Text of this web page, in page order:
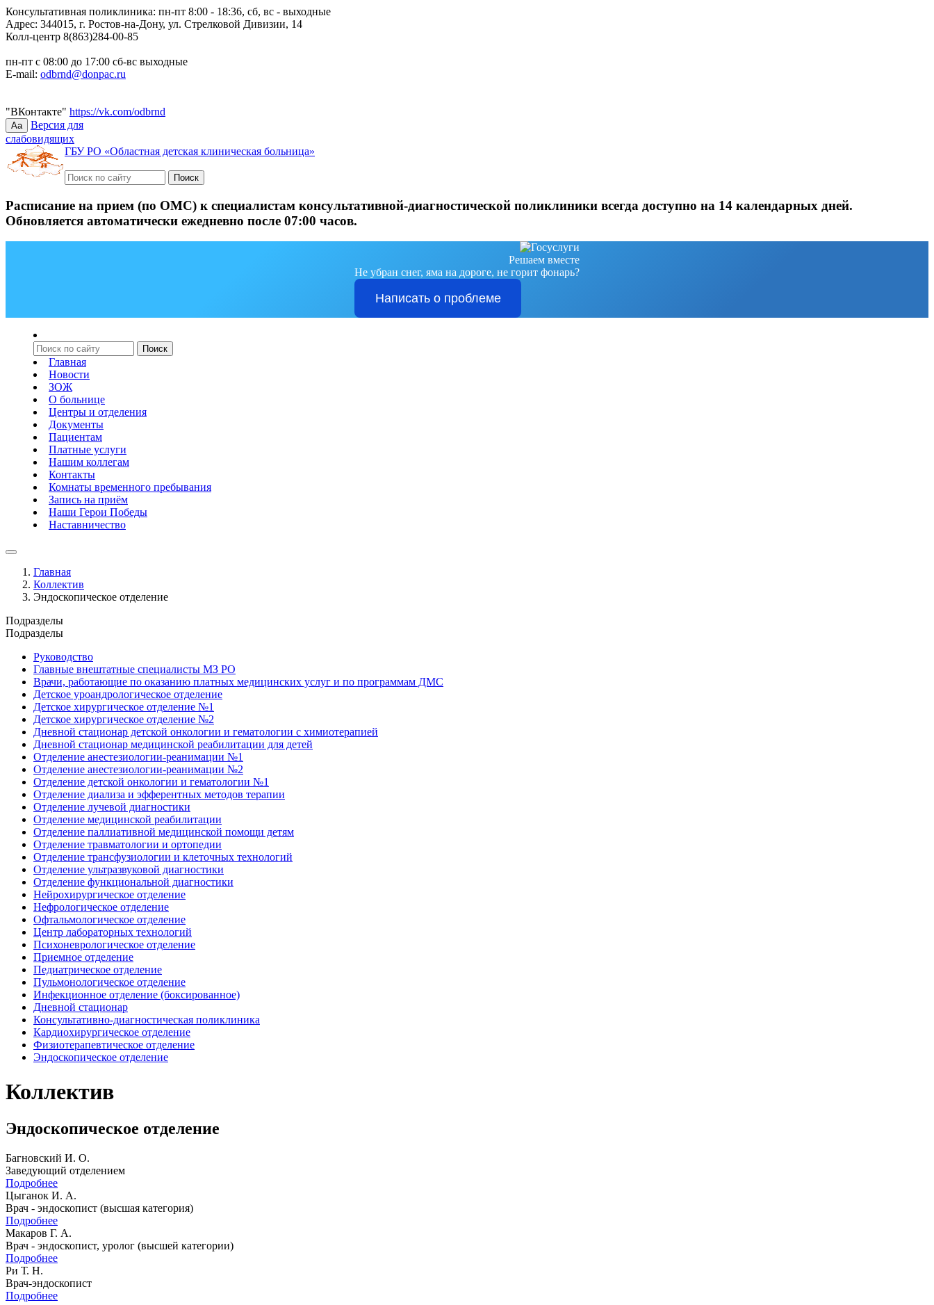
Консультативная поликлиника: пн-пт 8:00 - 18:36, сб, вс - выходные
Адрес: 344015, г. Ростов-на-Дону, ул. Стрелковой Дивизии, 14
Колл-центр 8(863)284-00-85
пн-пт с 08:00 до 17:00 сб-вс выходные
E-mail: odbrnd@donpac.ru
"ВКонтакте" https://vk.com/odbrnd
Aa
Версия для
слабовидящих
ГБУ РО «Областная детская клиническая больница»
Расписание на прием (по ОМС) к специалистам консультативной-диагностической поликлиники всегда доступно на 14 календарных дней.
Обновляется автоматически ежедневно после 07:00 часов.
Решаем вместе
Не убран снег, яма на дороге, не горит фонарь?
Написать о проблеме
Главная
Новости
ЗОЖ
О больнице
Центры и отделения
Документы
Пациентам
Платные услуги
Нашим коллегам
Контакты
Комнаты временного пребывания
Запись на приём
Наши Герои Победы
Наставничество
Главная
Коллектив
Эндоскопическое отделение
Подразделы
Подразделы
Руководство
Главные внештатные специалисты МЗ РО
Врачи, работающие по оказанию платных медицинских услуг и по программам ДМС
Детское уроандрологическое отделение
Детское хирургическое отделение №1
Детское хирургическое отделение №2
Дневной стационар детской онкологии и гематологии с химиотерапией
Дневной стационар медицинской реабилитации для детей
Отделение анестезиологии-реанимации №1
Отделение анестезиологии-реанимации №2
Отделение детской онкологии и гематологии №1
Отделение диализа и эфферентных методов терапии
Отделение лучевой диагностики
Отделение медицинской реабилитации
Отделение паллиативной медицинской помощи детям
Отделение травматологии и ортопедии
Отделение трансфузиологии и клеточных технологий
Отделение ультразвуковой диагностики
Отделение функциональной диагностики
Нейрохирургическое отделение
Нефрологическое отделение
Офтальмологическое отделение
Центр лабораторных технологий
Психоневрологическое отделение
Приемное отделение
Педиатрическое отделение
Пульмонологическое отделение
Инфекционное отделение (боксированное)
Дневной стационар
Консультативно-диагностическая поликлиника
Кардиохирургическое отделение
Физиотерапевтическое отделение
Эндоскопическое отделение
Коллектив
Эндоскопическое отделение
Багновский И. О.
Заведующий отделением
Подробнее
Цыганок И. А.
Врач - эндоскопист (высшая категория)
Подробнее
Макаров Г. А.
Врач - эндоскопист, уролог (высшей категории)
Подробнее
Ри Т. Н.
Врач-эндоскопист
Подробнее